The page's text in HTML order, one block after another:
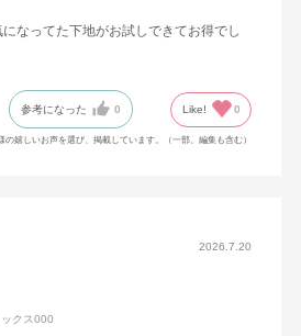
ドロキシステアリン酸PEG－30・
油・カニナバラ果実エキス・カニ
花エキス・ゴマ種子油・サフラワ
BHT・PEG－9ポリジメチルシロ
酸ジメチコン）コポリマー・（チ
物・イソステアリン酸ソルビタ
なってた下地がお試しできてお得でし
参考になった 0 Like! 0
の嬉しいお声を選び、掲載しています。（一部、編集も含む）
2026.7.20
クス000